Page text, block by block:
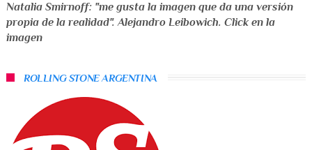
Natalia Smirnoff: "me gusta la imagen que da una versión
propia de la realidad". Alejandro Leibowich. Click en la
imagen
ROLLING STONE ARGENTINA